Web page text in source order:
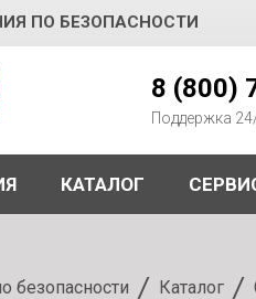
ПО БЕЗОПАСНОСТИ
WEKEY
8 (800)
Поддержка
КАТАЛОГ
безопасности Каталог